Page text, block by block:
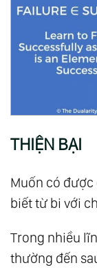
22.Thiện
23.Đố Kị
24.Cuối Đời
Họa
28.Sám Hối
29.
Kỷ Luật
30. Thích
32. Năng
41.Tự Do
THIỆN BẠI
Muốn có
biết từ bi với
Trong nhiều
thường đến